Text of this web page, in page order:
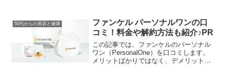
ば幸いです。
50代からの美容と健康
ファンケル パーソナルワンの口
コミ！料金や解約方法も紹介♪PR
この記事では、ファンケルのパーソナル
ワン（PersonalOne）を口コミします。
メリットばかりではなく、デメリットと